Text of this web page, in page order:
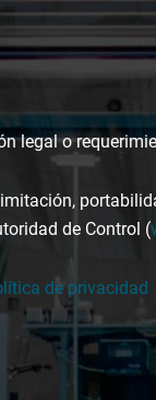
legal o
de Control (
de privacidad